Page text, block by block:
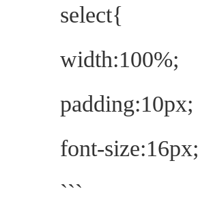
select{
width:100%;
padding:10px;
font-size:16px;
```